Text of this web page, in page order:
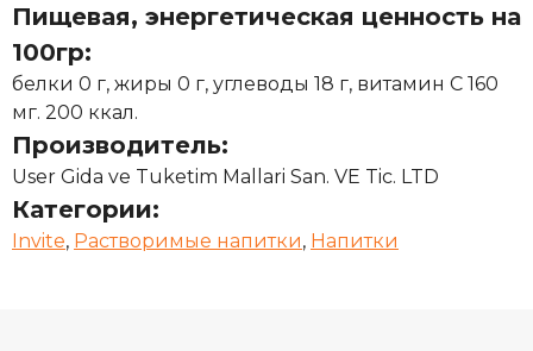
Пищевая, энергетическая ценность на
100гр:
белки 0 г, жиры 0 г, углеводы 18 г, витамин С 160
мг. 200 ккал.
Производитель:
User Gida ve Tuketim Mallari San. VE Tic. LTD
Категории:
Invite, Растворимые напитки, Напитки